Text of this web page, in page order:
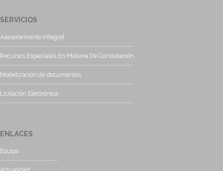
SERVICIOS
Asesoramiento Integral
Recursos Especiales En Materia De Contratación
Modelización de documentos
Licitación Electrónica
ENLACES
Equipo